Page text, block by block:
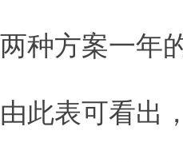
两种方案一年
由此表可看出